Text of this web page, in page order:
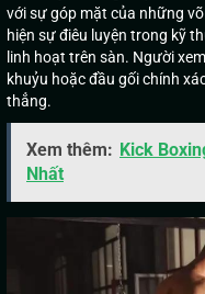
với sự góp mặt của những
hiện sự điêu luyện trong kỹ
linh hoạt trên sàn. Người
khuỷu hoặc đầu gối chính
thẳng.
Xem thêm: Kick
Nhất